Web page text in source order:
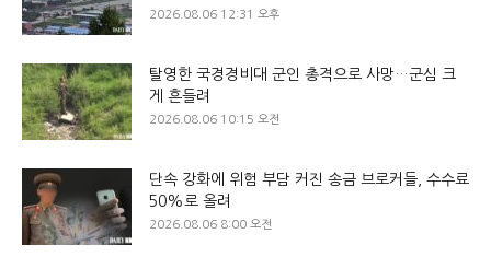
2026.08.06 12:31 오후
탈영한 국경경비대 군인 총격으로 사망…군심 크
게 흔들려
2026.08.06 10:15 오전
단속 강화에 위험 부담 커진 송금 브로커들, 수수료
50%로 올려
2026.08.06 8:00 오전